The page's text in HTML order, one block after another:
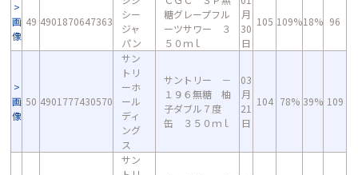
画
像
49 4901870647363
シー
ジャ
パン
糖グレープフル
ーツサワー ３
５０ｍｌ
月
30
日
105 109%18% 96
画
像
50 4901777430570
サン
トリ
ーホ
ール
ディ
ング
ス
サントリー －
１９６無糖 柚
子ダブル７度
缶 ３５０ｍｌ
03
月
21
日
104 78% 39% 109
サン